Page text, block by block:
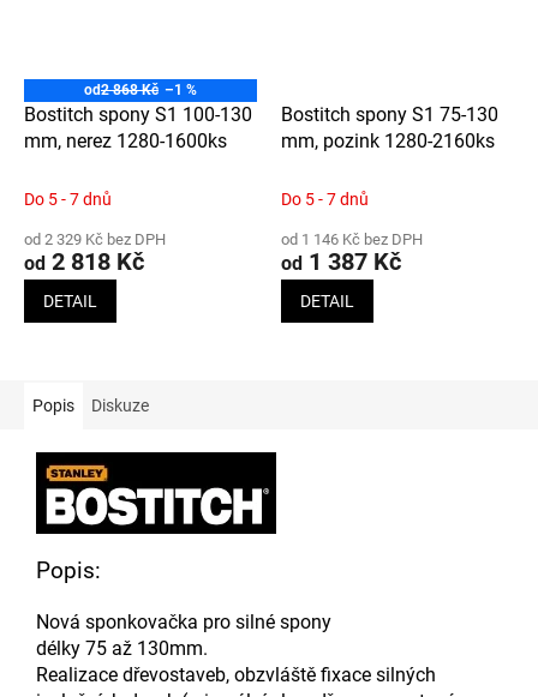
od2 868 Kč –1 %
Bostitch spony S1 100-130
mm, nerez 1280-1600ks
Do 5 - 7 dnů
od 2 329 Kč bez DPH
od 2 818 Kč
DETAIL
Bostitch spony S1 75-130
mm, pozink 1280-2160ks
Do 5 - 7 dnů
od 1 146 Kč bez DPH
od 1 387 Kč
DETAIL
Popis Diskuze
Popis:
Nová sponkovačka pro silné spony
délky 75 až 130mm.
Realizace dřevostaveb, obzvláště fixace silných